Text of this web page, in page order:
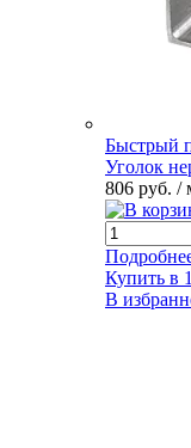
Быстрый
Уголок
806 руб. /
Купить в
В